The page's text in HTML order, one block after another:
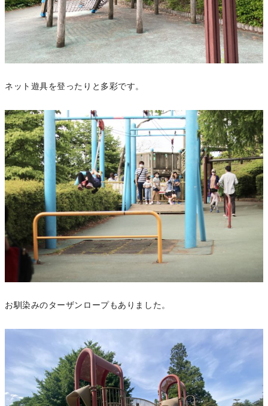
ネット遊具を登ったりと多彩です。
お馴染みのターザンロープもありました。